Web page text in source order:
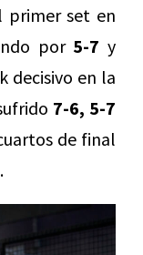
primer set en
por 5-7 y
decisivo en la
7-6, 5-7
de final